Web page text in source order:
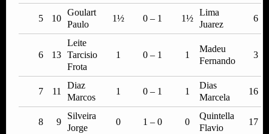
5 10
Goulart
Paulo
1½ 0 – 1 1½
Lima
Juarez
6
6 13
Leite
Tarcisio
Frota
1 0 – 1 1
Madeu
Fernando
3
7 11
Diaz
Marcos
1 0 – 1 1
Dias
Marcela
16
8 9
Silveira
Jorge
0 1 – 0 0
Quintella
Flavio
17